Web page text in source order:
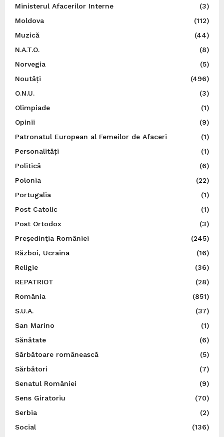
Ministerul Afacerilor Interne
(3)
Moldova
(112)
Muzică
(44)
N.A.T.O.
(8)
Norvegia
(5)
Noutăți
(496)
O.N.U.
(3)
Olimpiade
(1)
Opinii
(9)
Patronatul European al Femeilor de Afaceri
(1)
Personalități
(1)
Politică
(6)
Polonia
(22)
Portugalia
(1)
Post Catolic
(1)
Post Ortodox
(3)
Preşedinţia României
(245)
Război, Ucraina
(16)
Religie
(36)
REPATRIOT
(28)
România
(851)
S.U.A.
(37)
San Marino
(1)
Sănătate
(6)
Sărbătoare românească
(5)
Sărbători
(7)
Senatul României
(9)
Sens Giratoriu
(70)
Serbia
(2)
Social
(136)